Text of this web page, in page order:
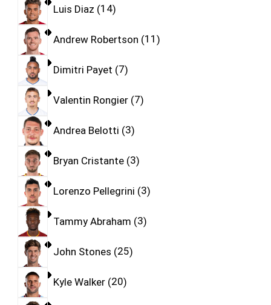
Luis Diaz 14
Andrew Robertson 11
Dimitri Payet 7
Valentin Rongier 7
Andrea Belotti 3
Bryan Cristante 3
Lorenzo Pellegrini 3
Tammy Abraham 3
John Stones 25
Kyle Walker 20